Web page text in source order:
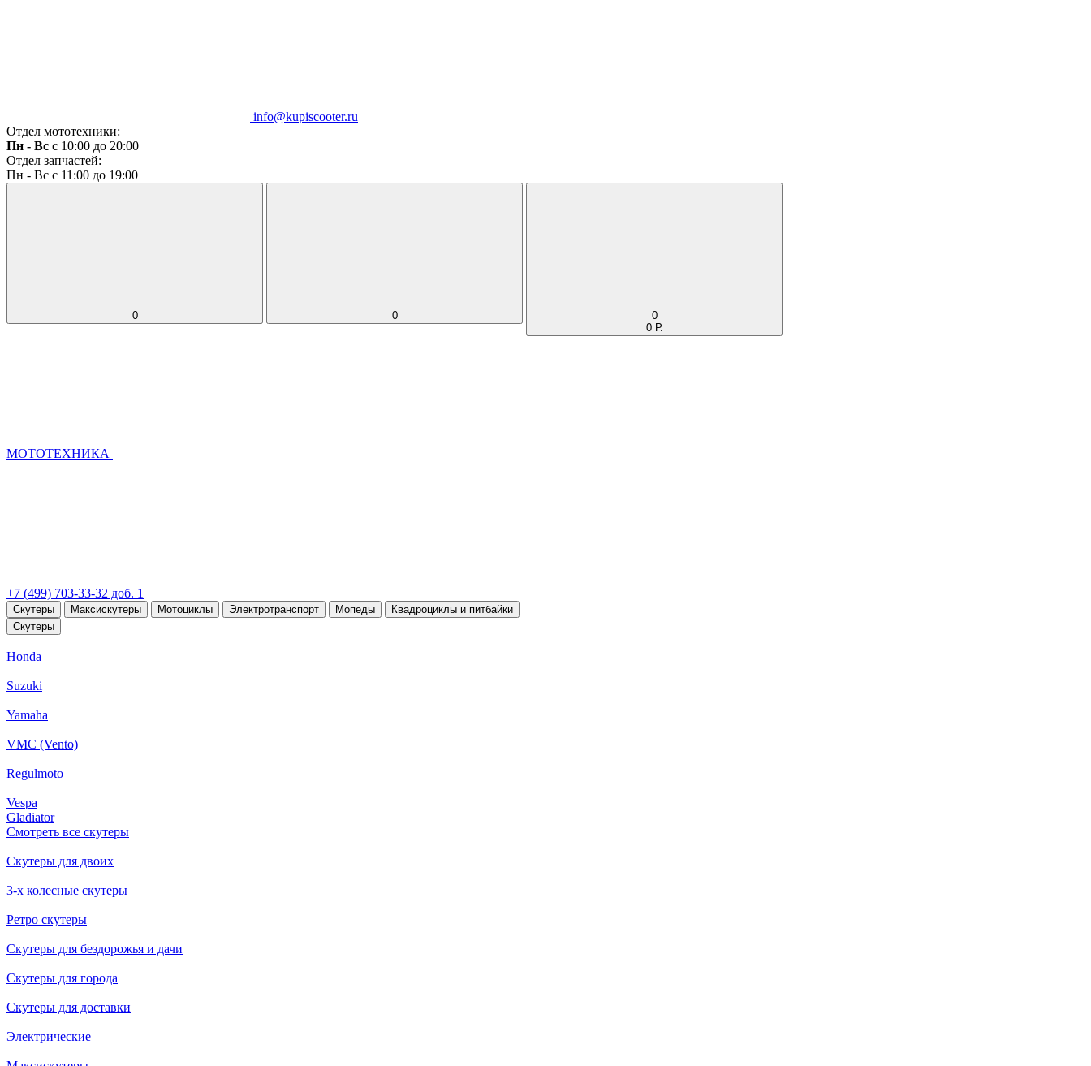
info@kupiscooter.ru
Отдел мототехники:
Пн - Вс с 10:00 до 20:00
Отдел запчастей:
Пн - Вс с 11:00 до 19:00
0 0
0
0 Р.
МОТОТЕХНИКА
+7 (499) 703-33-32 доб. 1
Скутеры Максискутеры Мотоциклы Электротранспорт Мопеды
Квадроциклы и питбайки
Скутеры
Honda
Suzuki
Yamaha
VMC (Vento)
Regulmoto
Vespa
Gladiator
Смотреть все скутеры
Скутеры для двоих
3-х колесные скутеры
Ретро скутеры
Скутеры для бездорожья и дачи
Скутеры для города
Скутеры для доставки
Электрические